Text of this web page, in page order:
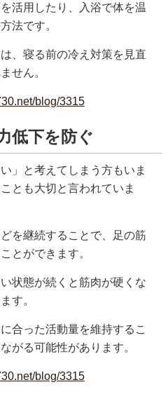
活用したり、入浴で体を温
法です。
、寝る前の冷え対策を見直
せん。
blog/3315
低下を防ぐ
」と考えてしまう方もいま
とも大切と言われていま
を継続することで、足の筋
とができます。
状態が続くと筋肉が硬くな
す。
合った活動量を維持するこ
がる可能性があります。
blog/3315